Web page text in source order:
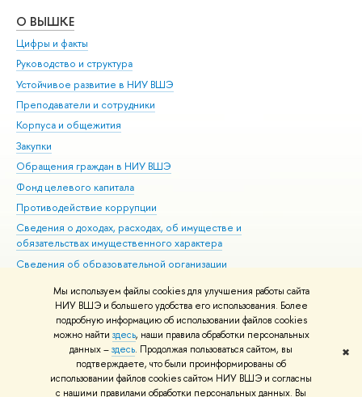
Мы используем файлы cookies для улучшения работы сайта
НИУ ВШЭ и большего удобства его использования. Более
подробную информацию об использовании файлов cookies
можно найти здесь, наши правила обработки персональных
данных –здесь. Продолжая пользоваться сайтом, вы
подтверждаете, что были проинформированы об
использовании файлов cookies сайтом НИУ ВШЭ и согласны
с нашими правилами обработки персональных данных. Вы
✖
О ВЫШКЕ
Цифры и факты
Руководство и структура
Устойчивое развитие в НИУ ВШЭ
Преподаватели и сотрудники
Корпуса и общежития
Закупки
Обращения граждан в НИУ ВШЭ
Фонд целевого капитала
Противодействие коррупции
Сведения о доходах, расходах, об имуществе и
обязательствах имущественного характера
Сведения об образовательной организации
Людям с ограниченными возможностями здоровья
Единая платежная страница
Работа в Вышке
© НИУ ВШЭ 1993–2026 Адреса и контакты Условия использования
материалов Политика конфиденциальности Карта сайта